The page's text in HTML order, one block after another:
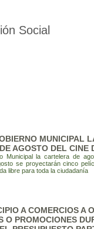
Social
MUNICIPAL
AGOSTO DEL CINE
Municipal la cartelera de
se proyectarán cinco
libre para toda la ciudadanía
A COMERCIOS A
O PROMOCIONES